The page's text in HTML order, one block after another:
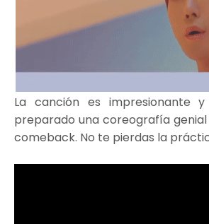
La canción es impresionante
preparado una coreografía
comeback. No te pierdas la